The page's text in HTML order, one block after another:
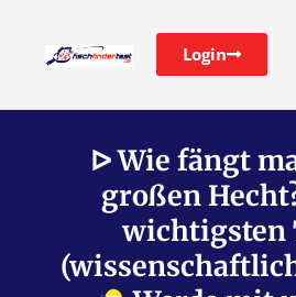
Login
ᐅ Wie fängt
großen
wichtigsten